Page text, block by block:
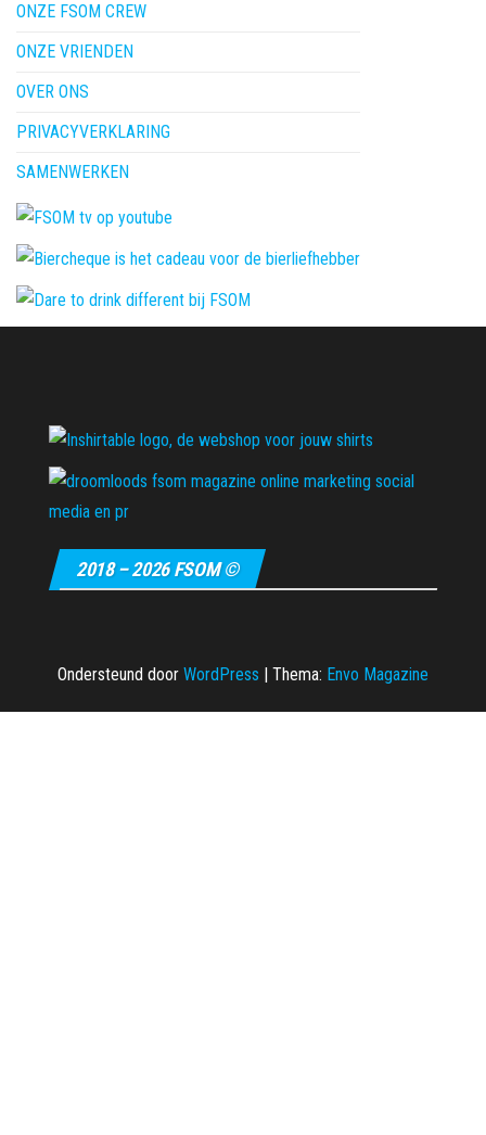
ONZE FSOM CREW
ONZE VRIENDEN
OVER ONS
PRIVACYVERKLARING
SAMENWERKEN
2018 – 2026 FSOM ©
Ondersteund door WordPress | Thema: Envo Magazine